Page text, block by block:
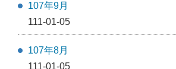
107年9月
111-01-05
107年8月
111-01-05